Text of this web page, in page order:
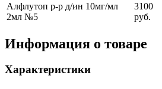
Алфлутоп р-р д/ин 10мг/мл
2мл №5
3100
руб.
Информация о товаре
Характеристики